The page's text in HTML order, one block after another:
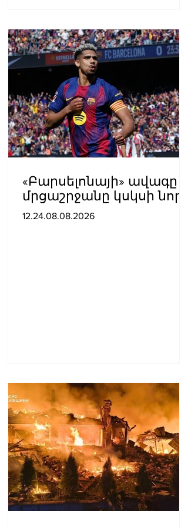
«Բարսելոնայի» ավագը
մրցաշրջանը կսկսի նոր
ակումբում. Ֆաբրիցիո
12.24.08.08.2026